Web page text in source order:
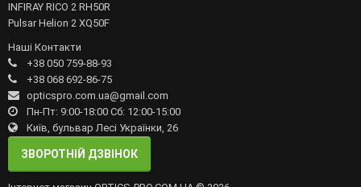
INFIRAY RICO 2 RH50R
Pulsar Helion 2 XQ50F
Наші Контакти
+38 050 759-88-93
+38 068 692-86-75
opticspro.com.ua@gmail.com
Пн-Пт: 9:00-18:00 Сб: 12:00-15:00
Київ, бульвар Лесі Українки, 26
ЗВОРОТНІЙ ДЗВІНОК